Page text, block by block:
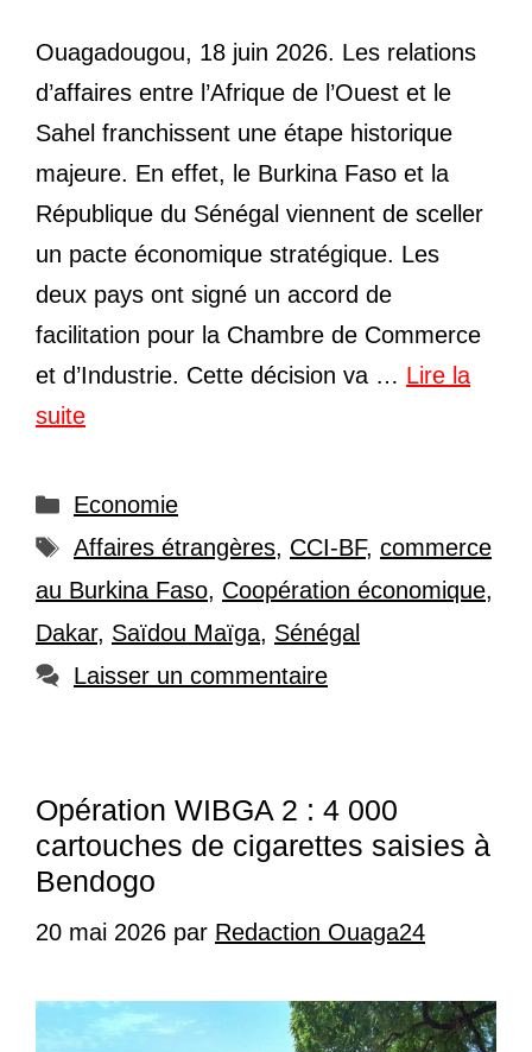
Ouagadougou, 18 juin 2026. Les relations
d’affaires entre l’Afrique de l’Ouest et le
Sahel franchissent une étape historique
majeure. En effet, le Burkina Faso et la
République du Sénégal viennent de sceller
un pacte économique stratégique. Les
deux pays ont signé un accord de
facilitation pour la Chambre de Commerce
et d’Industrie. Cette décision va … Lire la
suite
Catégories
Economie
Étiquettes
Affaires étrangères, CCI-BF, commerce
au Burkina Faso, Coopération économique,
Dakar, Saïdou Maïga, Sénégal
Laisser un commentaire
Opération WIBGA 2 : 4 000
cartouches de cigarettes saisies à
Bendogo
20 mai 2026 par Redaction Ouaga24